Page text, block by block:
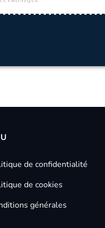
de confidentialité
de cookies
générales